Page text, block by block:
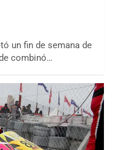
un fin de semana de
combinó…